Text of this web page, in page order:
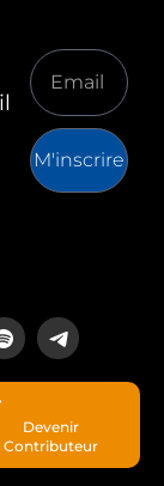
M'inscrire
est un média
lecteurs.
Devenir
Contributeur